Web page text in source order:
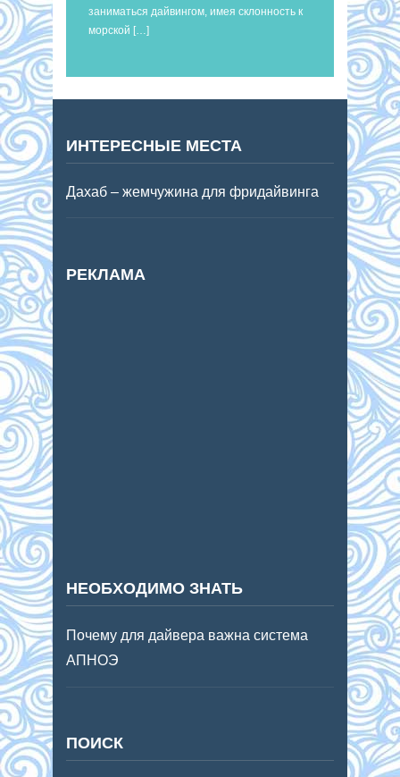
заниматься дайвингом, имея склонность к
морской […]
ИНТЕРЕСНЫЕ МЕСТА
Дахаб – жемчужина для фридайвинга
РЕКЛАМА
НЕОБХОДИМО ЗНАТЬ
Почему для дайвера важна система
АПНОЭ
ПОИСК